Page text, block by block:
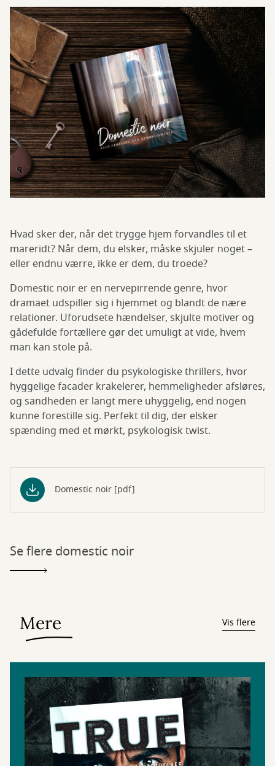
Hvad sker der, når det trygge hjem forvandles til et
mareridt? Når dem, du elsker, måske skjuler noget –
eller endnu værre, ikke er dem, du troede?
Domestic noir er en nervepirrende genre, hvor
dramaet udspiller sig i hjemmet og blandt de nære
relationer. Uforudsete hændelser, skjulte motiver og
gådefulde fortællere gør det umuligt at vide, hvem
man kan stole på.
I dette udvalg finder du psykologiske thrillers, hvor
hyggelige facader krakelerer, hemmeligheder afsløres,
og sandheden er langt mere uhyggelig, end nogen
kunne forestille sig. Perfekt til dig, der elsker
spænding med et mørkt, psykologisk twist.
Domestic noir [pdf]
Se flere domestic noir
Mere Vis flere